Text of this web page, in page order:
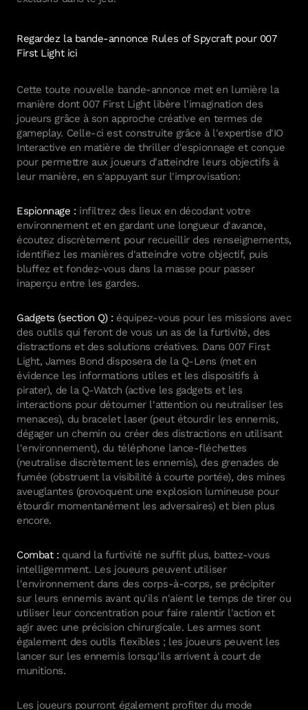
Regardez la bande-annonce Rules of Spycraft pour 007
First Light ici
Cette toute nouvelle bande-annonce met en lumière la
manière dont 007 First Light libère l'imagination des
joueurs grâce à son approche créative en termes de
gameplay. Celle-ci est construite grâce à l'expertise d'IO
Interactive en matière de thriller d'espionnage et conçue
pour permettre aux joueurs d'atteindre leurs objectifs à
leur manière, en s'appuyant sur l'improvisation:
Espionnage : infiltrez des lieux en décodant votre
environnement et en gardant une longueur d'avance,
écoutez discrètement pour recueillir des renseignements,
identifiez les manières d'atteindre votre objectif, puis
bluffez et fondez-vous dans la masse pour passer
inaperçu entre les gardes.
Gadgets (section Q) : équipez-vous pour les missions avec
des outils qui feront de vous un as de la furtivité, des
distractions et des solutions créatives. Dans 007 First
Light, James Bond disposera de la Q-Lens (met en
évidence les informations utiles et les dispositifs à
pirater), de la Q-Watch (active les gadgets et les
interactions pour détourner l'attention ou neutraliser les
menaces), du bracelet laser (peut étourdir les ennemis,
dégager un chemin ou créer des distractions en utilisant
l'environnement), du téléphone lance-fléchettes
(neutralise discrètement les ennemis), des grenades de
fumée (obstruent la visibilité à courte portée), des mines
aveuglantes (provoquent une explosion lumineuse pour
étourdir momentanément les adversaires) et bien plus
encore.
Combat : quand la furtivité ne suffit plus, battez-vous
intelligemment. Les joueurs peuvent utiliser
l'environnement dans des corps-à-corps, se précipiter
sur leurs ennemis avant qu'ils n'aient le temps de tirer ou
utiliser leur concentration pour faire ralentir l'action et
agir avec une précision chirurgicale. Les armes sont
également des outils flexibles ; les joueurs peuvent les
lancer sur les ennemis lorsqu'ils arrivent à court de
munitions.
Les joueurs pourront également profiter du mode
CVR-nummer
About the studio
Address
Malmö
Sweden
E-mail
Organisationsnummer
Barcelona
Address
C/ Enric Granados 84
Barcelona
Catalonia
Spain
NIF
B06989594
About the studio
Istanbul
Address
Marmara Üniversitesi, Teknopark
Eğitim Mah.Hızırbey
Cad. B Blok No:118/4
Kadıkoy/İstanbul
Türkiye
E-mail
ioi@ioi.dk
About the studio
Brighton
Address
Lees House
21-23 Dyke Road
BN1 3FE Brighton
E-mail
ioi@ioi.dk
14959311
About the studio
Homepage
IOI Account
IOI Partners
Press Room
Legal
Privacy Policy
Terms of Use
Health Warning
Player Support
Follow Us
Instagram
LinkedIn
Facebook
Twitter
007 First Light
HITMAN World of Assassination
Project Fantasy
Hitman: Absolution
Kane & Lynch
Hitman: Blood Money
Hitman: Contracts
Freedom Fighters
Hitman 2: Silent Assassin
Hitman: Codename 47